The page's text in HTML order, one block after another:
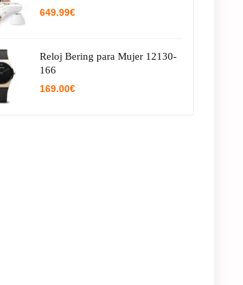
649.99€
Reloj Bering para Mujer 12130-
166
169.00€